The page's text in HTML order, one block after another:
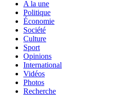
A la une
Politique
Économie
Société
Culture
Sport
Opinions
International
Vidéos
Photos
Recherche